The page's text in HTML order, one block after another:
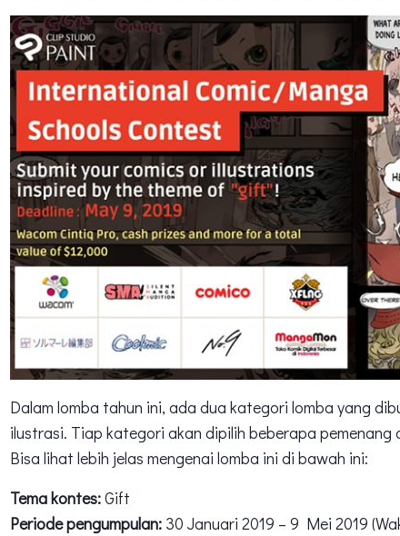
Dalam lomba tahun ini, ada dua kategori lomba yang
ilustrasi. Tiap kategori akan dipilih beberapa
Bisa lihat lebih jelas mengenai lomba ini di bawah ini:
Tema kontes:Gift
Periode pengumpulan: 30 Januari 2019 – 9 Mei 2019